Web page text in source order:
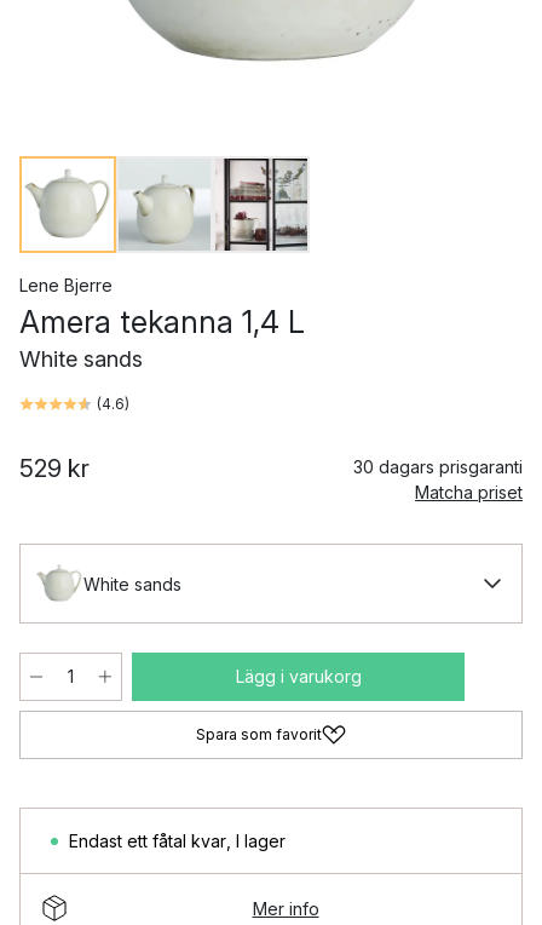
Lene Bjerre
Amera tekanna 1,4 L
White sands
(4.6)
529 kr
30 dagars prisgaranti
Matcha priset
White sands
Lägg i varukorg
Spara som favorit
Endast ett fåtal kvar I lager
Mer info